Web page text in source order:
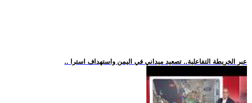
.. عبر الخريطة التفاعلية.. تصعيد ميداني في اليمن واستهداف استرا